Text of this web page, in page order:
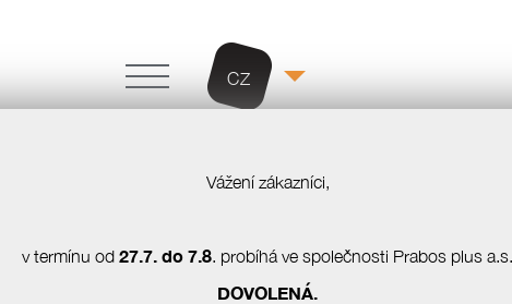
CZ
Vážení zákazníci,
v termínu od 27.7. do 7.8. probíhá ve společnosti Prabos plus a.s.
DOVOLENÁ.